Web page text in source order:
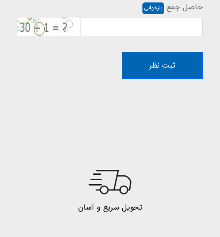
حاصل جمع بازخوانی
ثبت نظر
تحویل سریع و آسان